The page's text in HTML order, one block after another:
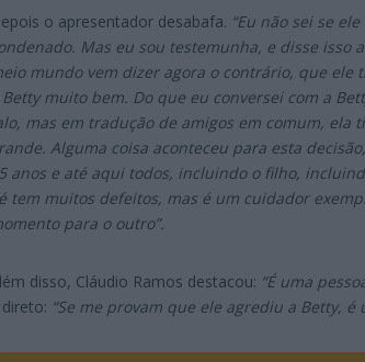
o apresentador desabafa. “Eu não sei se
Mas eu sou testemunha, e disse
mundo vem dizer agora o contrário, que
Betty muito bem. Do que eu conversei com a
mas em tradução de amigos em comum,
Alguma coisa aconteceu para esta
anos e até aqui todos, incluindo o filho,
tem muitos defeitos, mas é um cuidador
para o outro”.
disso, Cláudio Ramos destacou: “É uma
“Se me provam que ele agrediu a Betty,